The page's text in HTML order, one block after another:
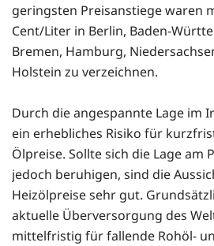
geringsten Preisanstiege waren
Cent/Liter in Berlin, Baden-
Bremen, Hamburg,
Holstein zu verzeichnen.
Durch die angespannte Lage im
ein erhebliches Risiko für
Ölpreise. Sollte sich die Lage am
jedoch beruhigen, sind die
Heizölpreise sehr gut.
aktuelle Überversorgung des
mittelfristig für fallende Rohöl-